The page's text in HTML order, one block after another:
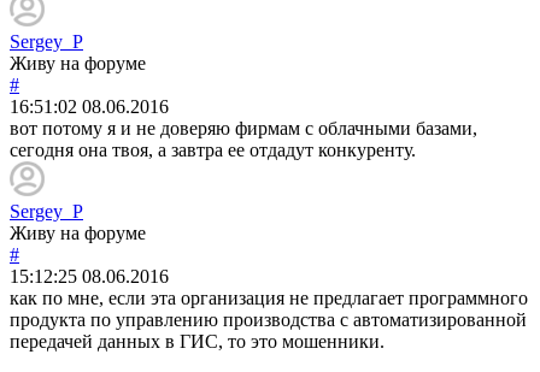
Sergey_P
Живу на форуме
#
16:51:02 08.06.2016
вот потому я и не доверяю фирмам с облачными базами,
сегодня она твоя, а завтра ее отдадут конкуренту.
Sergey_P
Живу на форуме
#
15:12:25 08.06.2016
как по мне, если эта организация не предлагает программного
продукта по управлению производства с автоматизированной
передачей данных в ГИС, то это мошенники.